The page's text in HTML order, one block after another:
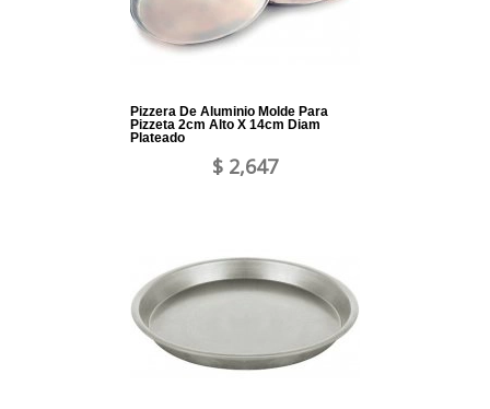
Pizzera De Aluminio Molde Para
Pizzeta 2cm Alto X 14cm Diam
Plateado
$ 2,647